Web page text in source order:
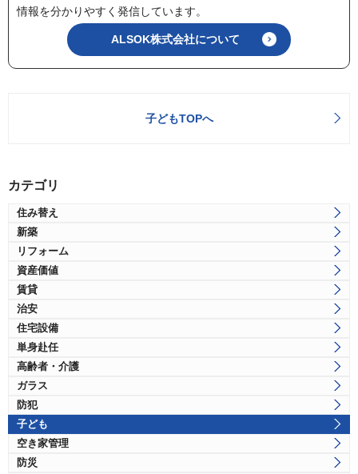
情報を分かりやすく発信しています。
ALSOK株式会社について
子どもTOPへ
カテゴリ
住み替え
新築
リフォーム
資産価値
賃貸
治安
住宅設備
単身赴任
高齢者・介護
ガラス
防犯
子ども
空き家管理
防災